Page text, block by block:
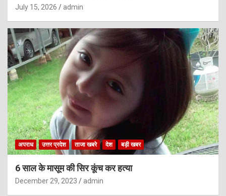
July 15, 2026 admin
अपराध उत्तर प्रदेश ताजा खबरे देश बड़ी खबर
6 साल के मासूम की सिर कूंच कर हत्या
December 29, 2023 admin